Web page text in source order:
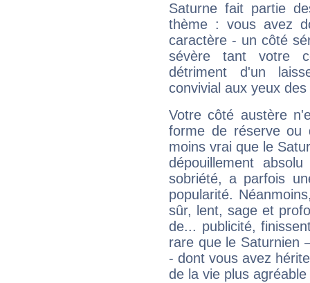
Saturne fait partie
thème : vous avez
caractère - un côté
sévère tant votre
détriment d'un
convivial aux yeux
Votre côté austère
forme de réserve
moins vrai que le
dépouillement
sobriété, a parfois
popularité.
sûr, lent, sage et
de... publicité,
rare que le Saturnien
- dont vous avez
de la vie plus